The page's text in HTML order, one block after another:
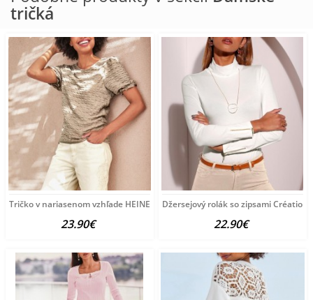
tričká
Tričko v nariasenom vzhľade HEINE, sivobéžové
23.90€
Džersejový rolák so zipsami Création
22.90€